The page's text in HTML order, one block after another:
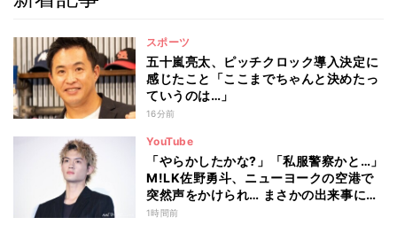
スポーツ
五十嵐亮太、ピッチクロック導入決定に
感じたこと「ここまでちゃんと決めたっ
ていうのは…」
16分前
YouTube
「やらかしたかな?」「私服警察かと…」
M!LK佐野勇斗、ニューヨークの空港で
突然声をかけられ… まさかの出来事に驚
き
1時間前